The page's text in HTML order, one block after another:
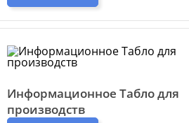
Информационное Табло для
производств